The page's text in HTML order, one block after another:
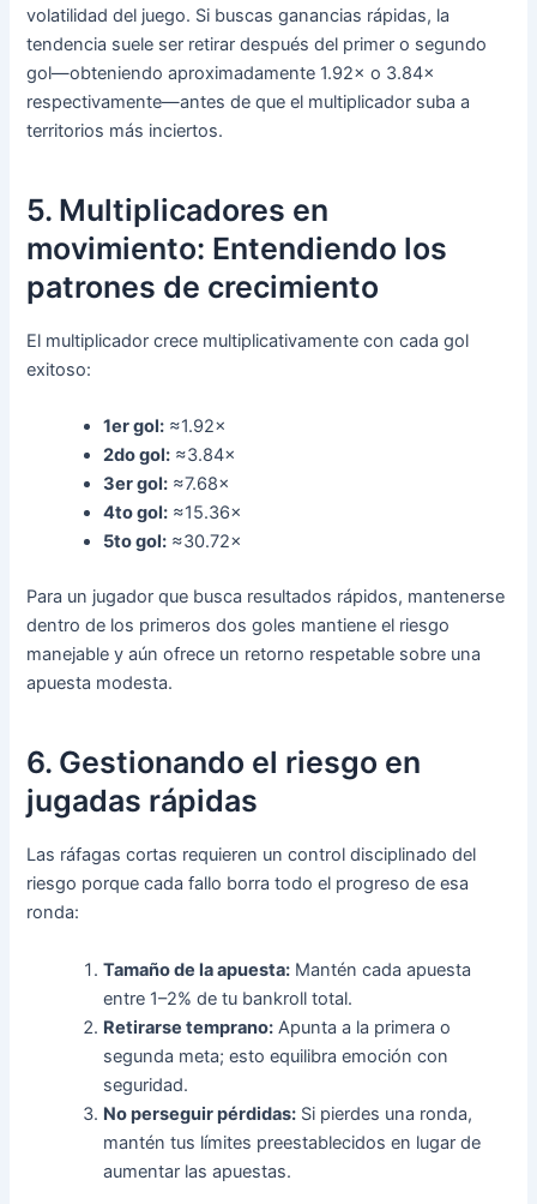
volatilidad del juego. Si buscas ganancias rápidas, la
tendencia suele ser retirar después del primer o segundo
gol—obteniendo aproximadamente 1.92× o 3.84×
respectivamente—antes de que el multiplicador suba a
territorios más inciertos.
5. Multiplicadores en
movimiento: Entendiendo los
patrones de crecimiento
El multiplicador crece multiplicativamente con cada gol
exitoso:
1er gol: ≈1.92×
2do gol: ≈3.84×
3er gol: ≈7.68×
4to gol: ≈15.36×
5to gol: ≈30.72×
Para un jugador que busca resultados rápidos, mantenerse
dentro de los primeros dos goles mantiene el riesgo
manejable y aún ofrece un retorno respetable sobre una
apuesta modesta.
6. Gestionando el riesgo en
jugadas rápidas
Las ráfagas cortas requieren un control disciplinado del
riesgo porque cada fallo borra todo el progreso de esa
ronda:
Tamaño de la apuesta: Mantén cada apuesta
entre 1–2% de tu bankroll total.
Retirarse temprano: Apunta a la primera o
segunda meta; esto equilibra emoción con
seguridad.
No perseguir pérdidas: Si pierdes una ronda,
mantén tus límites preestablecidos en lugar de
aumentar las apuestas.